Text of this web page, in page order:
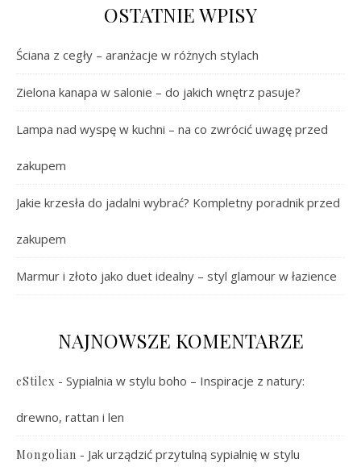
OSTATNIE WPISY
Ściana z cegły – aranżacje w różnych stylach
Zielona kanapa w salonie – do jakich wnętrz pasuje?
Lampa nad wyspę w kuchni – na co zwrócić uwagę przed
zakupem
Jakie krzesła do jadalni wybrać? Kompletny poradnik przed
zakupem
Marmur i złoto jako duet idealny – styl glamour w łazience
NAJNOWSZE KOMENTARZE
eStilex - Sypialnia w stylu boho – Inspiracje z natury:
drewno, rattan i len
Mongolian - Jak urządzić przytulną sypialnię w stylu